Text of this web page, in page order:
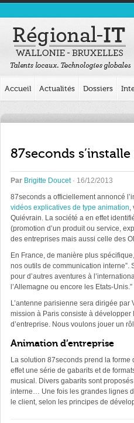
Accueil Actualités Dossiers
87seconds s’installe
Par Brigitte Doucet· 16/12/2013
87seconds a officiellement annoncé
vidéos explicatives de type animation,
Quiévrain. La société a en effet
(promotion d’un produit ou service,
des entreprises mais aussi celle des
En France, de manière plus
nos outils de communication interne”.
pour d’autres aventures à
l’Allemagne ou encore les Etats-Unis.”
L’antenne parisienne sera dirigée
mission à Paris consiste à
d’entreprise. Nous voulons jouer un
Animation d’entreprise
La solution 87seconds prend la forme
effet une série de gabarits et de
musical. Divers gabarits sont
interne… Une fois les grandes lignes
le client, selon les principes de